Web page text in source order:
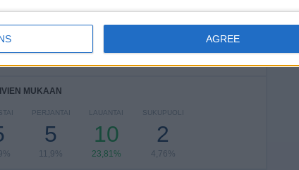
AGREE
Näytä täydellinen ranking
MUKAAN
PERJANTAI
5
11,9%
LAUANTAI
10
23,81%
SUKUPUOLI
2
4,76%